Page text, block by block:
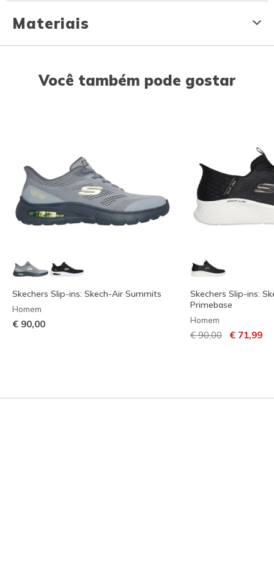
Materiais
Você também pode gostar
Skechers Slip-ins: Skech-Air Summits
Homem
€ 90,00
Skechers Slip-ins:
Primebase
Homem
Preço com
€ 90,00para
€ 71,99